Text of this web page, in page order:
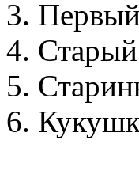
3.
4.
5.
6.